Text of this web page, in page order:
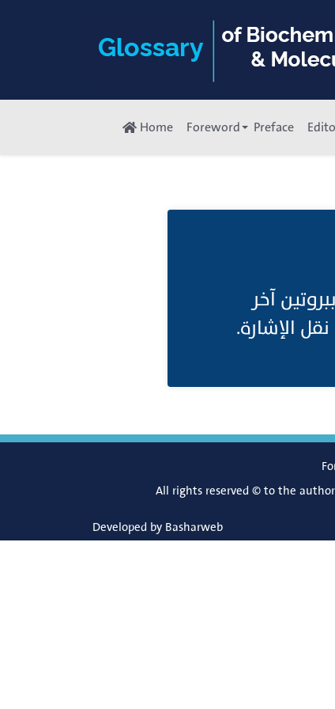
Home Foreword Preface
آخر
الإشارة.
All rights reserved © to the
Developed by Basharweb